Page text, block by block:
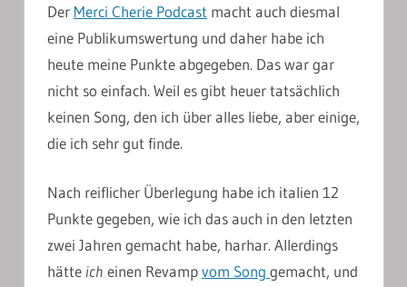
Der Merci Cherie Podcast macht auch diesmal
eine Publikumswertung und daher habe ich
heute meine Punkte abgegeben. Das war gar
nicht so einfach. Weil es gibt heuer tatsächlich
keinen Song, den ich über alles liebe, aber einige,
die ich sehr gut finde.
Nach reiflicher Überlegung habe ich italien 12
Punkte gegeben, wie ich das auch in den letzten
zwei Jahren gemacht habe, harhar. Allerdings
hätteich einen Revampvom Song gemacht, und